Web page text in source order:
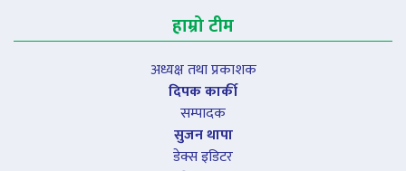
हाम्रो टीम
अध्यक्ष तथा प्रकाशक
दिपक कार्की
सम्पादक
सुजन थापा
डेक्स इडिटर